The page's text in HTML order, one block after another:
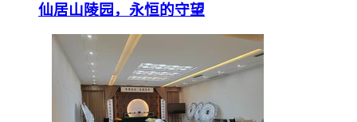
仙居山陵园，永恒的守望